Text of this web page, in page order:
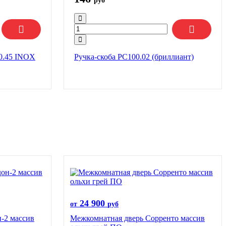
INOX Ручка-скоба РС100.02 (бриллиант)
2 массив
от 24 900 руб
Межкомнатная дверь Сорренто массив